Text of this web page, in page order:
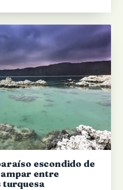
escondido de
entre
turquesa